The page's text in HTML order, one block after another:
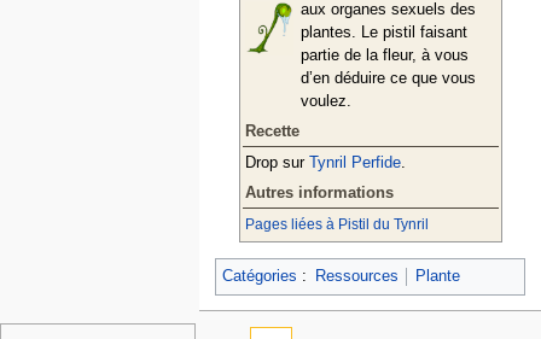
aux organes sexuels des
plantes. Le pistil faisant
partie de la fleur, à vous
d’en déduire ce que vous
voulez.
Recette
Drop sur
Tynril Perfide.
Autres informations
Pages liées à Pistil du Tynril
Catégories : Ressources Plante